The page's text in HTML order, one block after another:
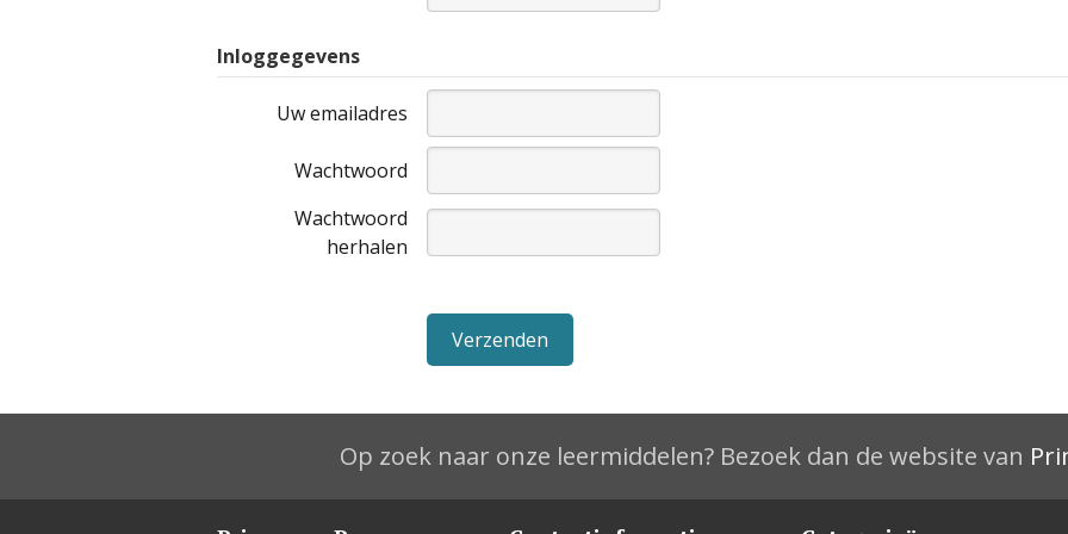
Inloggegevens
Uw emailadres
Wachtwoord
Wachtwoord
herhalen
Op zoek naar onze leermiddelen? Bezoek dan de website van